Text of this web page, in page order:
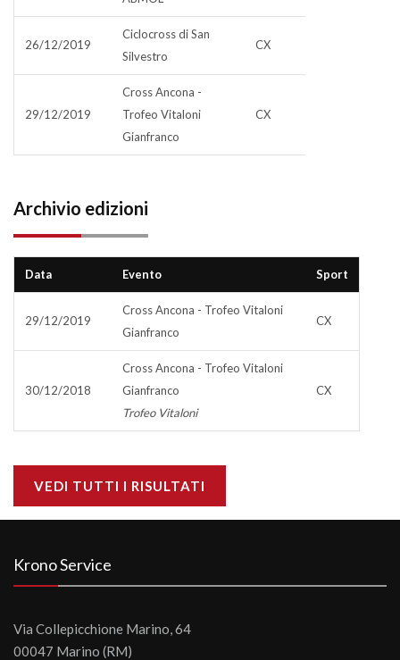
26/12/2019
Ciclocross di San
Silvestro
CX
29/12/2019
Cross Ancona -
Trofeo Vitaloni
Gianfranco
CX
Archivio edizioni
Data Evento Sport
29/12/2019
Cross Ancona - Trofeo Vitaloni
Gianfranco
CX
30/12/2018
Cross Ancona - Trofeo Vitaloni
Gianfranco
Trofeo Vitaloni
CX
VEDI TUTTI I RISULTATI
Krono Service
Via Collepicchione Marino, 64
00047 Marino (RM)